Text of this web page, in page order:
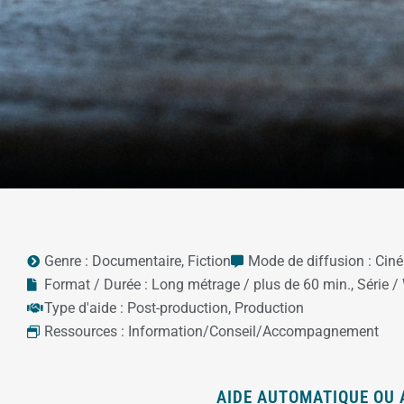
Genre : Documentaire, Fiction Mode de diffusion :
Format / Durée : Long métrage / plus de 60 min., Série /
Type d'aide : Post-production, Production
Ressources : Information/Conseil/Accompagnement
AIDE AUTOMATIQUE OU